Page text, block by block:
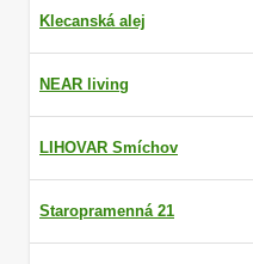
Klecanská alej
NEAR living
LIHOVAR Smíchov
Staropramenná 21